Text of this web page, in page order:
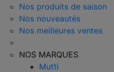
Nos produits de saison
Nos nouveautés
Nos meilleures ventes
NOS MARQUES
Mutti